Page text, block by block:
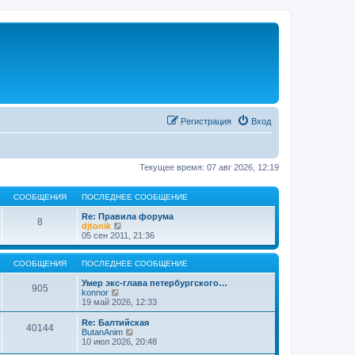
Вход
Регистрация
Текущее время: 07 авг 2026, 12:19
СООБЩЕНИЯ ПОСЛЕДНЕЕ СООБЩЕНИЕ
8
Re: Правила форума
djtonik
е
р
е
й
т
и
п
о
с
л
е
05 сен 2011, 21:36
СООБЩЕНИЯ ПОСЛЕДНЕЕ СООБЩЕНИЕ
905
Умер экс-глава петербургского…
konnor
е
р
е
й
т
19 май 2026, 12:33
40144
Re: Балтийская
ButanAnim
е
10 июл 2026, 20:48